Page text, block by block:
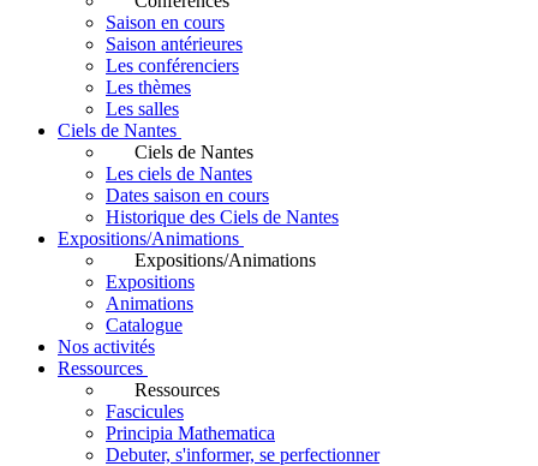
Saison en cours
Saison antérieures
Les conférenciers
Les thèmes
Les salles
Ciels de Nantes
Ciels de Nantes
Les ciels de Nantes
Dates saison en cours
Historique des Ciels de Nantes
Expositions/Animations
Expositions/Animations
Expositions
Animations
Catalogue
Nos activités
Ressources
Ressources
Fascicules
Principia Mathematica
Debuter, s'informer, se perfectionner